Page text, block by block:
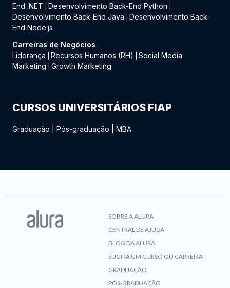
End .NET
Desenvolvimento Back-End Python
Desenvolvimento Back-End Java
Desenvolvimento Back-
End Node.js
Carreiras de Negócios
Liderança
Recursos Humanos (RH)
Social Media
Marketing
Growth Marketing
CURSOS UNIVERSITÁRIOS FIAP
Graduação Pós-graduação MBA
SOBRE A ALURA
CENTRAL DE AJUDA
BLOG DA ALURA
SUGIRA UM CURSO OU CARREIRA
GRADUAÇÃO
PÓS-GRADUAÇÃO